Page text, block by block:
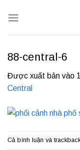
qua
88-central-6
Được xuất bản vào
Central
Cả bình luận và